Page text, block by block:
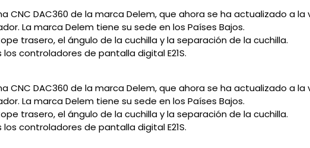
CNC DAC360 de la marca Delem, que ahora se ha actualizado a
La marca Delem tiene su sede en los Países Bajos.
trasero, el ángulo de la cuchilla y la separación de la cuchilla.
controladores de pantalla digital E21S.
CNC DAC360 de la marca Delem, que ahora se ha actualizado a
La marca Delem tiene su sede en los Países Bajos.
trasero, el ángulo de la cuchilla y la separación de la cuchilla.
controladores de pantalla digital E21S.